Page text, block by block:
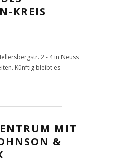
KREIS
2 - 4 in Neuss
Künftig bleibt es
MIT
&